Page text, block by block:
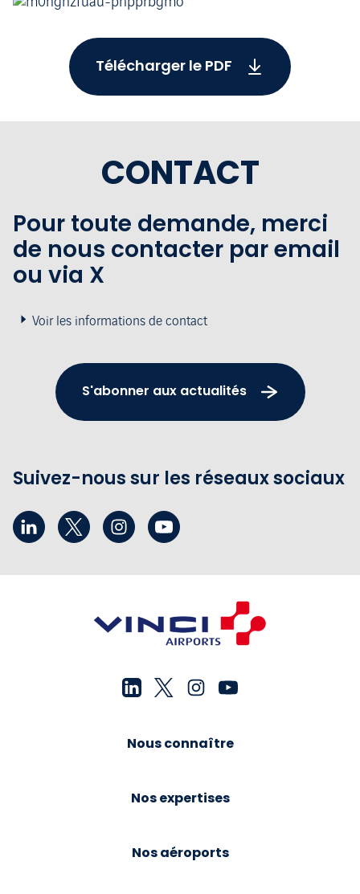
Télécharger le PDF
CONTACT
Pour toute demande, merci
de nous contacter par email
ou via X
Voir les informations de contact
S'abonner aux actualités
Suivez-nous sur les réseaux sociaux
Nous connaître
Nos expertises
Nos aéroports